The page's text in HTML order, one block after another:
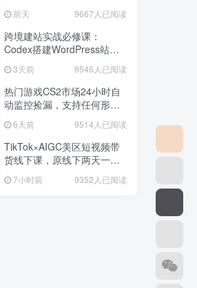
粗暴有效！电商评论区引流，无店铺 + 精准 + 长期，懒人必备
前天 9667人已阅读
跨境建站实战必修课：
Codex搭建WordPress站
量阵地
3天前 9546人已阅读
热门游戏CS2市场24小时自
动监控捡漏，支持任何形式
对数据进行验证，简单易上
手，日入300+【揭秘】
6天前 9514人已阅读
TikTok×AIGC美区短视频带
货线下课，原线下两天一夜
实战课程，原价1.5W，完整
收录12小时高清授课视频
7小时前 9352人已阅读